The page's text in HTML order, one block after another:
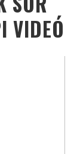
VIDEÓ